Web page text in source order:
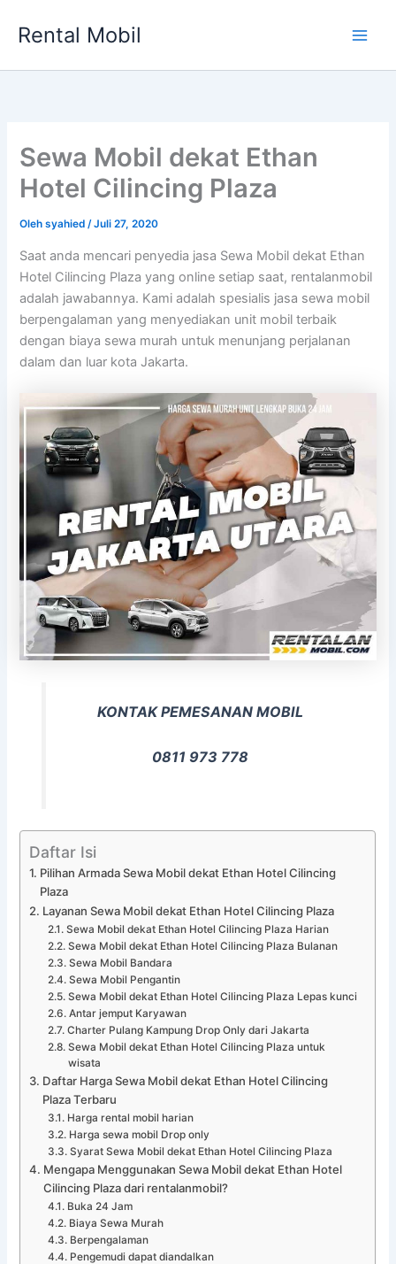
Rental Mobil
Sewa Mobil dekat Ethan
Hotel Cilincing Plaza
Olehsyahied/Juli 27, 2020
Saat anda mencari penyedia jasa Sewa Mobil dekat Ethan
Hotel Cilincing Plaza yang online setiap saat, rentalanmobil
adalah jawabannya. Kami adalah spesialis jasa sewa mobil
berpengalaman yang menyediakan unit mobil terbaik
dengan biaya sewa murah untuk menunjang perjalanan
dalam dan luar kota Jakarta.
KONTAK PEMESANAN MOBIL
0811 973 778
Daftar Isi
Pilihan Armada Sewa Mobil dekat Ethan Hotel Cilincing
Plaza
Layanan Sewa Mobil dekat Ethan Hotel Cilincing Plaza
Sewa Mobil dekat Ethan Hotel Cilincing Plaza Harian
Sewa Mobil dekat Ethan Hotel Cilincing Plaza Bulanan
Sewa Mobil Bandara
Sewa Mobil Pengantin
Sewa Mobil dekat Ethan Hotel Cilincing Plaza Lepas kunci
Antar jemput Karyawan
Charter Pulang Kampung Drop Only dari Jakarta
Sewa Mobil dekat Ethan Hotel Cilincing Plaza untuk
wisata
Daftar Harga Sewa Mobil dekat Ethan Hotel Cilincing
Plaza Terbaru
Harga rental mobil harian
Harga sewa mobil Drop only
Syarat Sewa Mobil dekat Ethan Hotel Cilincing Plaza
Mengapa Menggunakan Sewa Mobil dekat Ethan Hotel
Cilincing Plaza dari rentalanmobil?
Buka 24 Jam
Biaya Sewa Murah
Berpengalaman
Pengemudi dapat diandalkan